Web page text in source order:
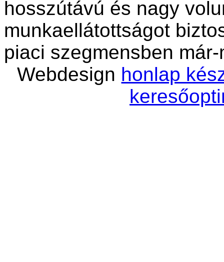
hosszútávú és nagy
munkaellátottságot
piaci szegmensben
Webdesign honlap